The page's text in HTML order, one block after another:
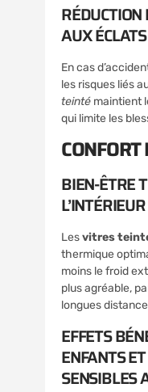
RÉDUCTION
AUX
En cas
les risques liés
teinté maintient
qui limite les
BIEN-ÊTRE
Lesvitres
thermique
moins le froid
plus agréable,
longues
EFFETS
ENFANTS
SENSIBLES